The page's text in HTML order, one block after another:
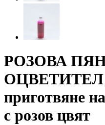
РОЗОВА
ОЦВЕТИТЕЛ -
приготвяне
с розов цвят